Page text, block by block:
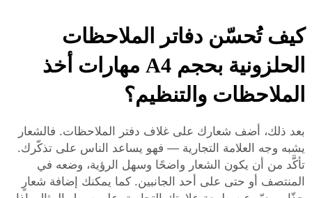
كيف تُحسّن دفاتر الملاحظات
الحلزونية بحجم A4 مهارات أخذ
الملاحظات والتنظيم؟
بعد ذلك، أضف شعارك على غلاف دفتر الملاحظات. فالشعار
يشبه وجه العلامة التجارية — فهو يساعد الناس على تذكّرك.
تأكَّد من أن يكون الشعار واضحًا وسهل الرؤية، وضعه في
المنتصف أو حتى على أحد الجانبين. كما يمكنك إضافة شعارٍ